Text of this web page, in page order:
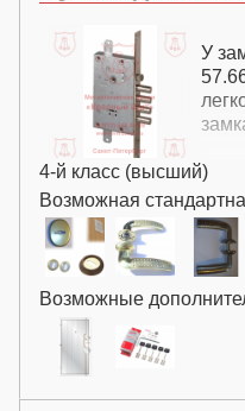
У
4-й класс (высший)